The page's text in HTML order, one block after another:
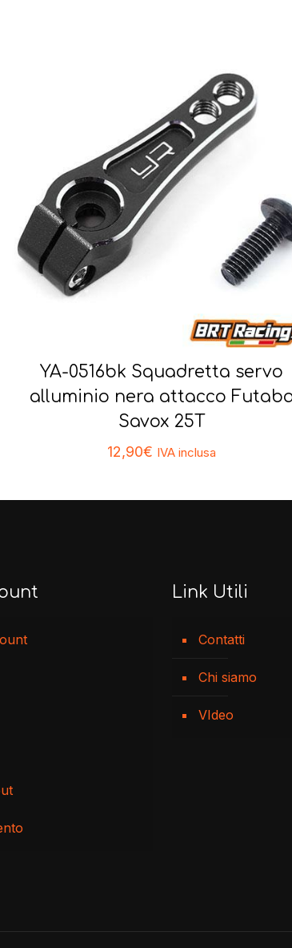
YA-0516bk Squadretta servo
alluminio nera attacco
Savox 25T
12,90€ IVA inclusa
Link Utili
Contatti
Chi siamo
VIdeo